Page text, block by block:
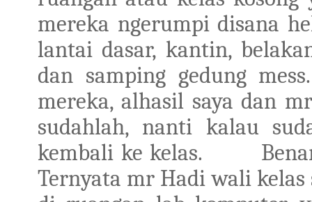
mereka ngerumpi disana
lantai dasar, kantin,
dan samping gedung
mereka, alhasil saya dan
sudahlah, nanti kalau
kembali ke kelas.
Ternyata mr Hadi wali